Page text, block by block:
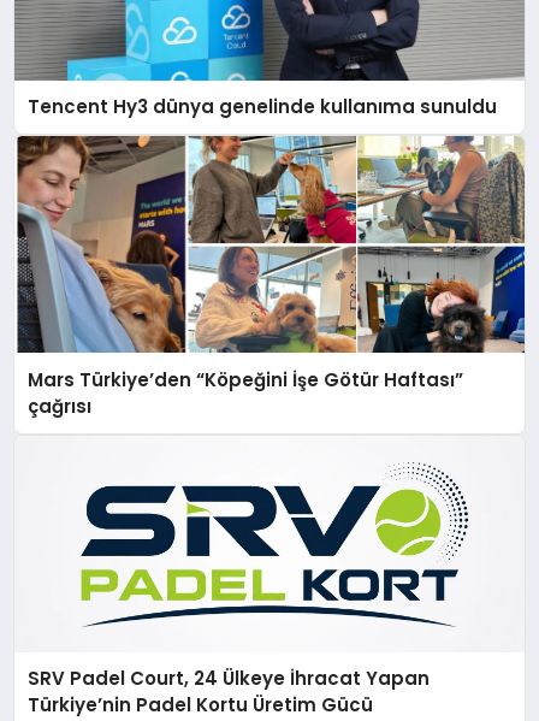
Tencent Hy3 dünya genelinde kullanıma sunuldu
Mars Türkiye’den “Köpeğini İşe Götür Haftası”
çağrısı
SRV Padel Court, 24 Ülkeye İhracat Yapan
Türkiye’nin Padel Kortu Üretim Gücü